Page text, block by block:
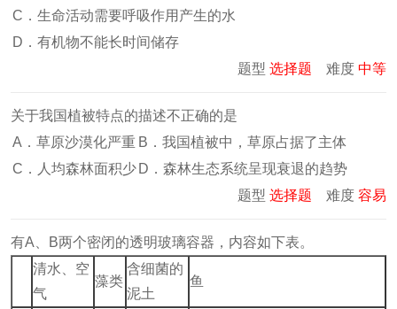
C．生命活动需要呼吸作用产生的水
D．有机物不能长时间储存
题型 选择题 难度 中等
关于我国植被特点的描述不正确的是
A．草原沙漠化严重 B．我国植被中，草原占据了主体
C．人均森林面积少 D．森林生态系统呈现衰退的趋势
题型 选择题 难度 容易
有A、B两个密闭的透明玻璃容器，内容如下表。
清水、空
气
藻类
含细菌的
泥土
鱼